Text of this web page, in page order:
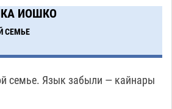
отметил столетний
08.08 616
волонтер из Астрахани
ИОШКО
СЕМЬЕ
семье. Язык забыли — кайнары